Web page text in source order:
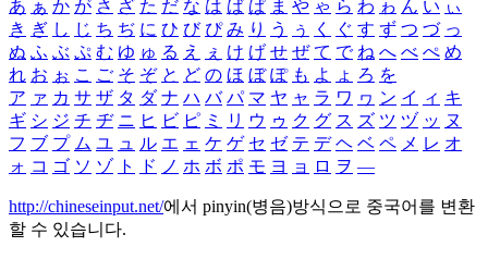
あ ぁ か が さ ざ た だ な は ば ぱ ま や ゃ ら わ ゎ ん い ぃ
き ぎ し じ ち ぢ に ひ び ぴ み り う ぅ く ぐ す ず つ づ っ
ぬ ふ ぶ ぷ む ゆ ゅ る え ぇ け げ せ ぜ て で ね へ べ ぺ め
れ お ぉ こ ご そ ぞ と ど の ほ ぼ ぽ も よ ょ ろ を
ア ァ カ サ ザ タ ダ ナ ハ バ パ マ ヤ ャ ラ ワ ヮ ン イ ィ キ
ギ シ ジ チ ヂ ニ ヒ ビ ピ ミ リ ウ ゥ ク グ ス ズ ツ ヅ ッ ヌ
フ ブ プ ム ユ ュ ル エ ェ ケ ゲ セ ゼ テ デ ヘ ベ ペ メ レ オ
ォ コ ゴ ソ ゾ ト ド ノ ホ ボ ポ モ ヨ ョ ロ ヲ ―
http://chineseinput.net/에서 pinyin(병음)방식으로 중국어를 변환
할 수 있습니다.